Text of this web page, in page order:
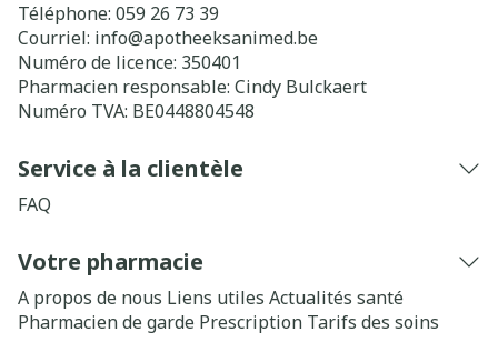
Téléphone: 059 26 73 39
Courriel: info@apotheeksanimed.be
Numéro de licence: 350401
Pharmacien responsable: Cindy Bulckaert
Numéro TVA: BE0448804548
Service à la clientèle
FAQ
Votre pharmacie
A propos de nous Liens utiles Actualités santé
Pharmacien de garde Prescription Tarifs des soins